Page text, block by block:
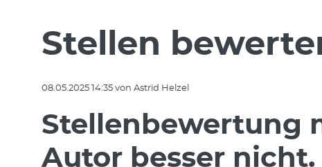
Stellen
08.05.2025 14:35 von Astrid Helzel
Stellenbewertung
Autor besser nicht.